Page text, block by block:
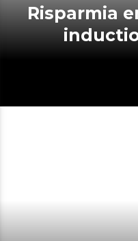
Risparmia energia con “Full